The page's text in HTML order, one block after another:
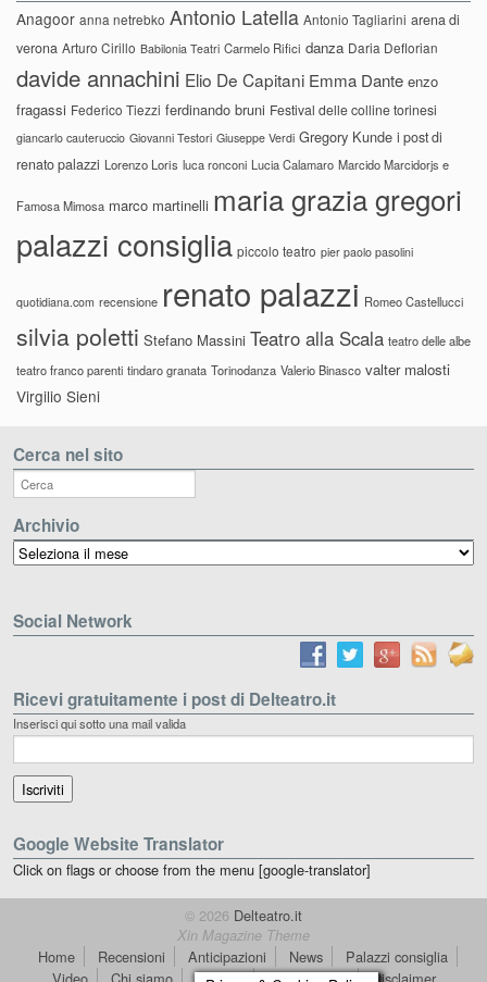
Anagoor anna netrebko Antonio Latella Antonio Tagliarini arena di
verona Arturo Cirillo Babilonia Teatri Carmelo Rifici danza Daria Deflorian
davide annachini Elio De Capitani Emma Dante enzo
fragassi Federico Tiezzi ferdinando bruni Festival delle colline torinesi
giancarlo cauteruccio Giovanni Testori Giuseppe Verdi Gregory Kunde i post di
renato palazzi Lorenzo Loris luca ronconi Lucia Calamaro Marcido Marcidorjs e
Famosa Mimosa marco martinelli maria grazia gregori
palazzi consiglia piccolo teatro pier paolo pasolini
quotidiana.com recensione renato palazzi Romeo Castellucci
silvia poletti Stefano Massini Teatro alla Scala teatro delle albe
teatro franco parenti tindaro granata Torinodanza Valerio Binasco valter malosti
Virgilio Sieni
Cerca nel sito
Archivio
Archivio
Social Network
Ricevi gratuitamente i post di Delteatro.it
Inserisci qui sotto una mail valida
Google Website Translator
Click on flags or choose from the menu [google-translator]
© 2026 Delteatro.it
Xin Magazine Theme
Home Recensioni Anticipazioni News
Palazzi consiglia